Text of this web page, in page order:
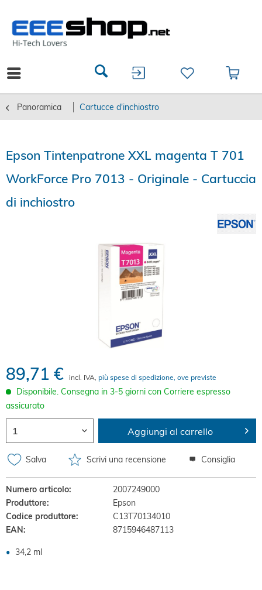
Panoramica Cartucce d'inchiostro
Epson Tintenpatrone XXL magenta T 701
WorkForce Pro 7013 - Originale - Cartuccia
di inchiostro
89,71 € incl. IVA, più spese di spedizione, ove previste
Disponibile. Consegna in 3-5 giorni con Corriere espresso
assicurato
Aggiungi al carrello
Salva Scrivi una recensione Consiglia
Numero articolo:
2007249000
Produttore:
Epson
Codice produttore:
C13T70134010
EAN:
8715946487113
34,2 ml